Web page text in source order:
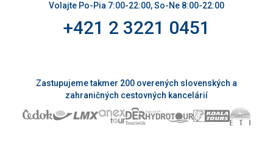
Volajte Po-Pia 7:00-22:00, So-Ne 8:00-22:00
+421 2 3221 0451
Zastupujeme takmer 200 overených slovenských a
zahraničných cestovných kancelárií